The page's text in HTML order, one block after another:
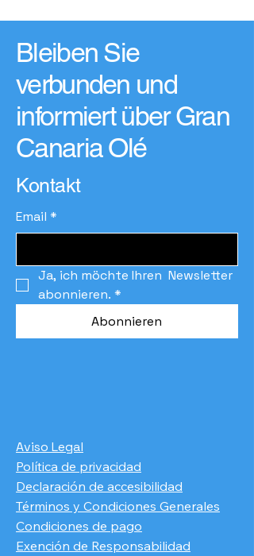
Bleiben Sie
verbunden und
informiert über Gran
Canaria Olé
Kontakt
Email *
Ja, ich möchte Ihren  Newsletter
abonnieren. *
Abonnieren
Aviso Legal
Política de privacidad
Declaración de accesibilidad
Términos y Condiciones Generales
Condiciones de pago
​Exención de Responsabilidad